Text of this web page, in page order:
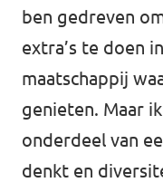
ben gedreven
extra’s te doen
maatschappij
genieten. Maar
onderdeel van
denkt en